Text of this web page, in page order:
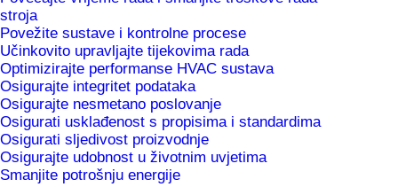
stroja
Povežite sustave i kontrolne procese
Učinkovito upravljajte tijekovima rada
Optimizirajte performanse HVAC sustava
Osigurajte integritet podataka
Osigurajte nesmetano poslovanje
Osigurati usklađenost s propisima i standardima
Osigurati sljedivost proizvodnje
Osigurajte udobnost u životnim uvjetima
Smanjite potrošnju energije
Danska korporacija Danfoss osnovana je 1933.
godine. Danas upravlja sa 72 proizvodna pogona i